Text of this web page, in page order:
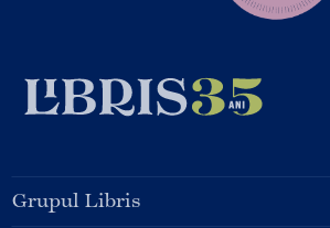
Grupul Libris